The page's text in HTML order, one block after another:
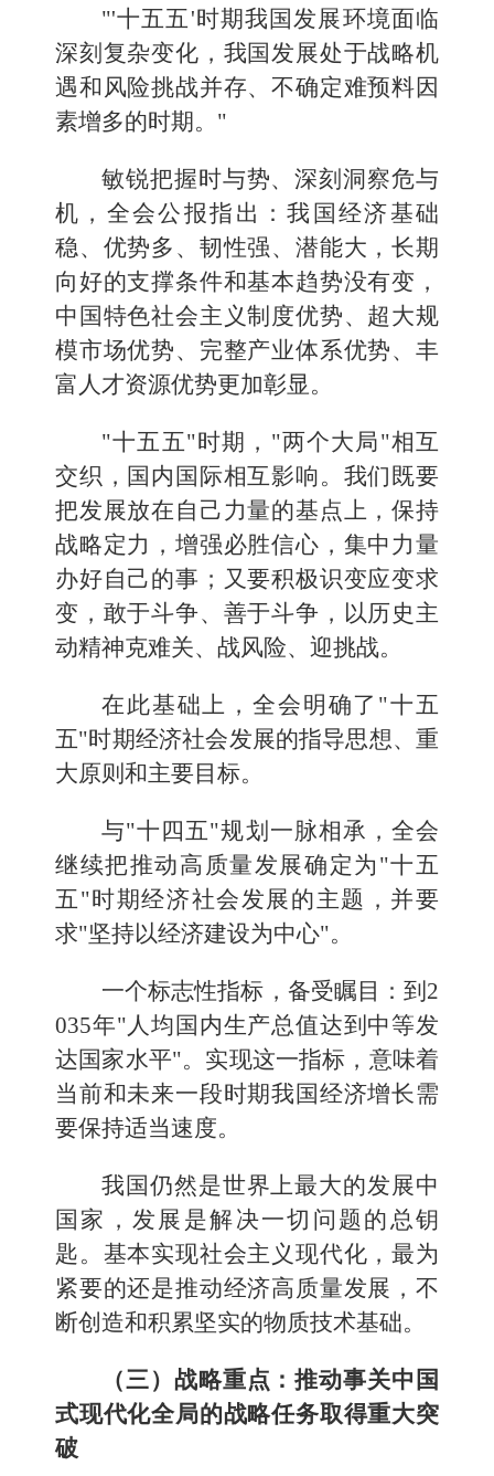
"'十五五'时期我国发展环境面临
深刻复杂变化，我国发展处于战略机
遇和风险挑战并存、不确定难预料因
素增多的时期。"
敏锐把握时与势、深刻洞察危与
机，全会公报指出：我国经济基础
稳、优势多、韧性强、潜能大，长期
向好的支撑条件和基本趋势没有变，
中国特色社会主义制度优势、超大规
模市场优势、完整产业体系优势、丰
富人才资源优势更加彰显。
"十五五"时期，"两个大局"相互
交织，国内国际相互影响。我们既要
把发展放在自己力量的基点上，保持
战略定力，增强必胜信心，集中力量
办好自己的事；又要积极识变应变求
变，敢于斗争、善于斗争，以历史主
动精神克难关、战风险、迎挑战。
在此基础上，全会明确了"十五
五"时期经济社会发展的指导思想、重
大原则和主要目标。
与"十四五"规划一脉相承，全会
继续把推动高质量发展确定为"十五
五"时期经济社会发展的主题，并要
求"坚持以经济建设为中心"。
一个标志性指标，备受瞩目：到2
035年"人均国内生产总值达到中等发
达国家水平"。实现这一指标，意味着
当前和未来一段时期我国经济增长需
要保持适当速度。
我国仍然是世界上最大的发展中
国家，发展是解决一切问题的总钥
匙。基本实现社会主义现代化，最为
紧要的还是推动经济高质量发展，不
断创造和积累坚实的物质技术基础。
（三）战略重点：推动事关中国
式现代化全局的战略任务取得重大突
破